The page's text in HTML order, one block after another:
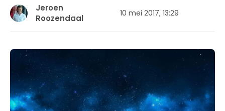
Jeroen
Roozendaal
10 mei 2017, 13:29